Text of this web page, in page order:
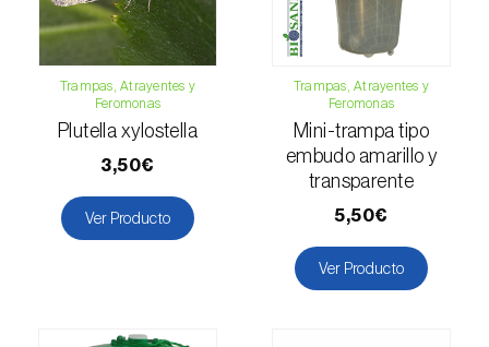
Escarabajo de la patata (
Leptinotarsa
decemlineata )
Escarabajo de las ramas del nogal
Pityophthorus juglandis
Escarabajo del frambueso ( Byturus spp.)
Escarabajo descortezador grande del
Trampas, Atrayentes y
Feromonas
Plutella xylostella
3,50€
Ver Producto
Trampas, Atrayentes y
Feromonas
Mini-trampa tipo
embudo amarillo y
transparente
5,50€
Ver Producto